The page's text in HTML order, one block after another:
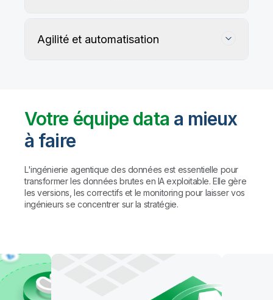
de vos données
Les règles personnalisées et les agents IA détectent
et profilent les problèmes de qualité, puis proposent
Agilité et automatisation
Automatisez la gestion du data warehouse,
des lakehouses et du data lake prêt pour l'IA
avec des agents de codage comme Claude Code
et GitHub Copilot, ou utilisez l'assistant IA de Qlik
pour travailler en langage naturel.
Votre équipe data a mieux
à faire
L'ingénierie agentique des données est essentielle pour
transformer les données brutes en IA exploitable. Elle gère
les versions, les correctifs et le monitoring pour laisser vos
ingénieurs se concentrer sur la stratégie.